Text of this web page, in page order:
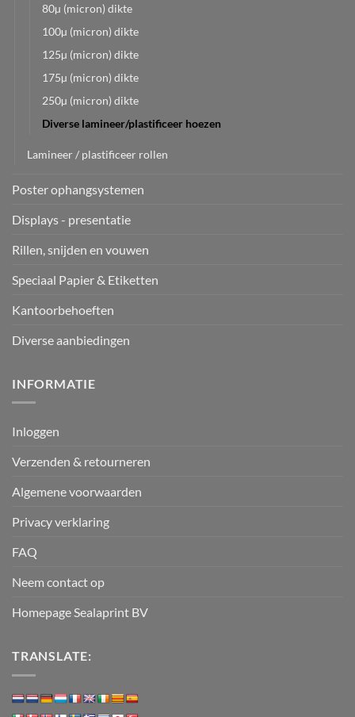
80µ (micron) dikte
100µ (micron) dikte
125µ (micron) dikte
175µ (micron) dikte
250µ (micron) dikte
Diverse lamineer/plastificeer hoezen
Lamineer / plastificeer rollen
Poster ophangsystemen
Displays - presentatie
Rillen, snijden en vouwen
Speciaal Papier & Etiketten
Kantoorbehoeften
Diverse aanbiedingen
INFORMATIE
Inloggen
Verzenden & retourneren
Algemene voorwaarden
Privacy verklaring
FAQ
Neem contact op
Homepage Sealaprint BV
TRANSLATE: